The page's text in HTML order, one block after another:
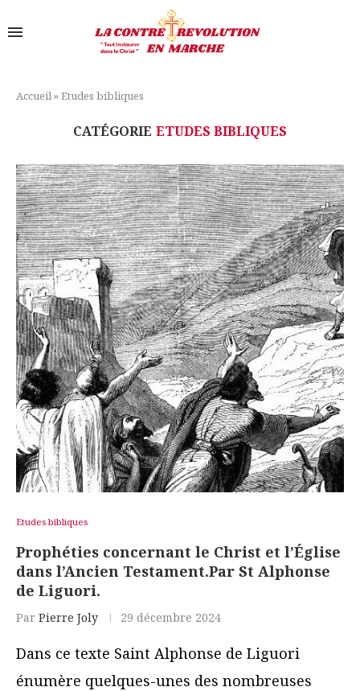
Accueil»Etudes bibliques
CATÉGORIE ETUDES BIBLIQUES
Etudes bibliques
Prophéties concernant le Christ et l’Église
dans l’Ancien Testament.Par St Alphonse
de Liguori.
Par Pierre Joly 29 décembre 2024
Dans ce texte Saint Alphonse de Liguori
énumère quelques-unes des nombreuses